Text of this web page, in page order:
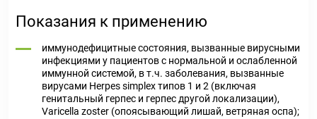
Показания к применению
иммунодефицитные состояния, вызванные вирусными
инфекциями у пациентов с нормальной и ослабленной
иммунной системой, в т.ч. заболевания, вызванные
вирусами Herpes simplex типов 1 и 2 (включая
генитальный герпес и герпес другой локализации),
Varicella zoster (опоясывающий лишай, ветряная оспа);